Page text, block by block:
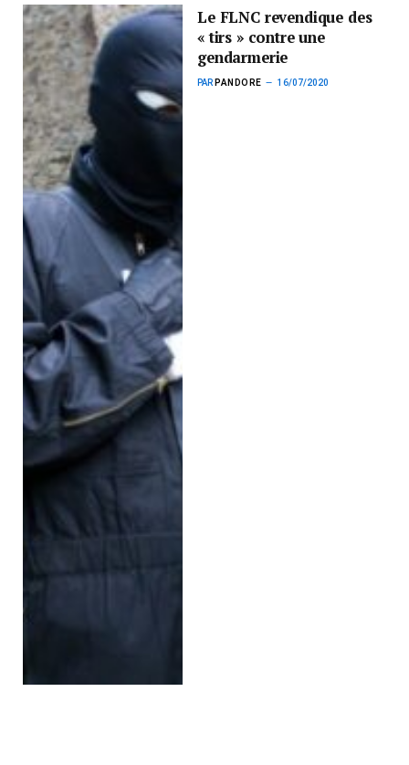
Le FLNC revendique des
« tirs » contre une
gendarmerie
PAR PANDORE 16/07/2020